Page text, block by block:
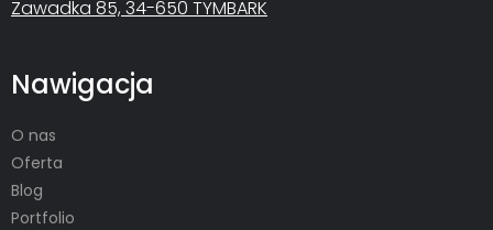
Zawadka 85, 34-650 TYMBARK
Nawigacja
O nas
Oferta
Blog
Portfolio